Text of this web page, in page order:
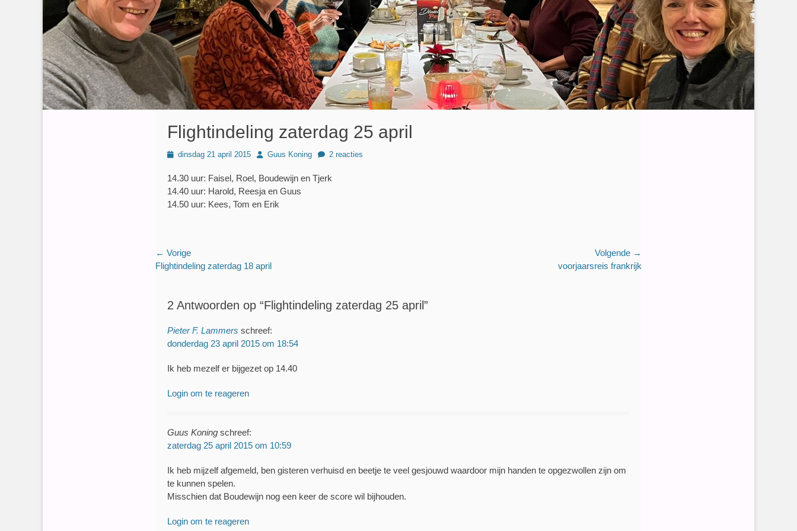
Flightindeling zaterdag 25 april
Geplaatst
dinsdag 21 april 2015 AuthorGuus Koning 2 reacties
14.30 uur: Faisel, Roel, Boudewijn en Tjerk
14.40 uur: Harold, Reesja en Guus
14.50 uur: Kees, Tom en Erik
Bericht
navigatie
← Vorige
Vorig
Flightindeling zaterdag 18 april
Volgende →
voorjaarsreis frankrijk
2 Antwoorden op “Flightindeling zaterdag 25 april”
Pieter F. Lammers schreef:
donderdag 23 april 2015 om 18:54
Ik heb mezelf er bijgezet op 14.40
Login om te reageren
Guus Koning schreef:
zaterdag 25 april 2015 om 10:59
Ik heb mijzelf afgemeld, ben gisteren verhuisd en beetje te veel gesjouwd waardoor mijn handen te opgezwollen zijn om
te kunnen spelen.
Misschien dat Boudewijn nog een keer de score wil bijhouden.
Login om te reageren